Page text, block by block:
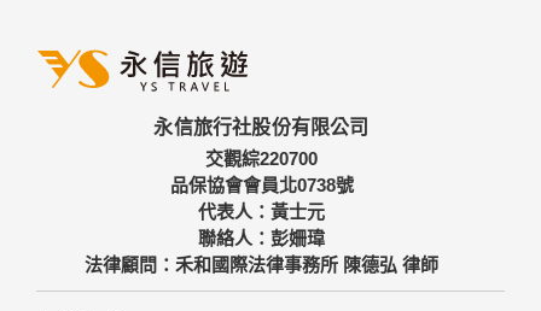
三、資料之保護
備及必要的安全防護措施，加以保護網站及您的個人資料採用
嚴格的保護措施，只由經過授權的人員才能接觸您的個人資
料，相關處理人員皆簽有保密合約，如有違反保密義務者，將
會受到相關的法律處分。
如因業務需要有必要委託其他單位提供服務時，本網站亦會嚴
格要求其遵守保密義務，並且採取必要檢查程序以確定其將確
實遵守。
永信旅行社股份有限公司
交觀綜220700
品保協會會員北0738號
代表人：黃士元
聯絡人：彭姍瑋
法律顧問：禾和國際法律事務所 陳德弘 律師